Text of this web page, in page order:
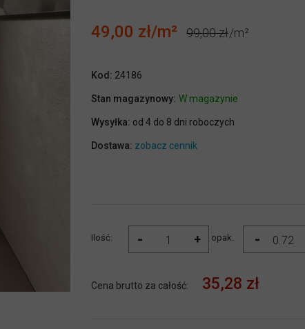
49,00 zł 99,00 zł
Kod: 24186
Stan magazynowy: W magazynie
Wysyłka: od 4 do 8 dni roboczych
Dostawa: zobacz cennik
Ilość: - + opak. -
Cena brutto za całość: 35,28 zł